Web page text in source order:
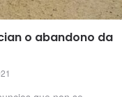
o abandono da